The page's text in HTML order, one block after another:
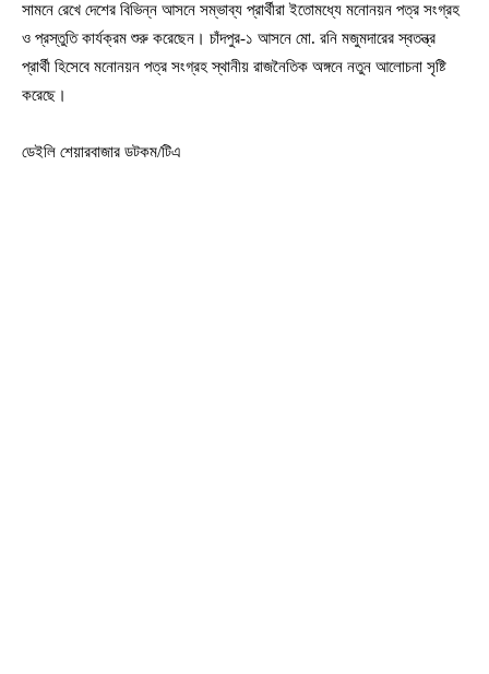
সামনে রেখে দেশের বিভিন্ন আসনে সম্ভাব্য প্রার্থীরা ইতোমধ্যে মনোনয়ন পত্র সংগ্রহ
ও প্রস্তুতি কার্যক্রম শুরু করেছেন। চাঁদপুর-১ আসনে মো. রনি মজুমদারের স্বতন্ত্র
প্রার্থী হিসেবে মনোনয়ন পত্র সংগ্রহ স্থানীয় রাজনৈতিক অঙ্গনে নতুন আলোচনা সৃষ্টি
করেছে।
ডেইলি শেয়ারবাজার ডটকম/টিএ